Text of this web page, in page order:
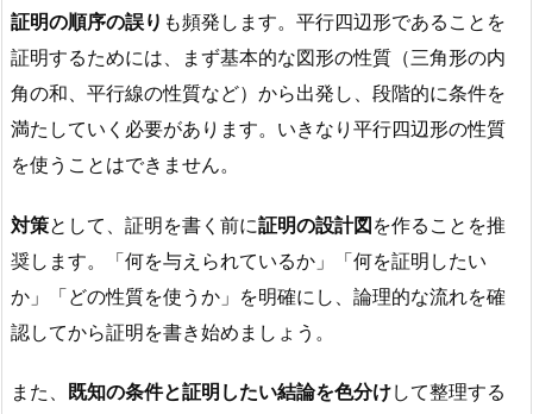
証明の順序の誤り も頻発します。平行四辺形であることを
証明するためには、まず基本的な図形の性質（三角形の内
角の和、平行線の性質など）から出発し、段階的に条件を
満たしていく必要があります。いきなり平行四辺形の性質
を使うことはできません。
対策として、証明を書く前に証明の設計図を作ることを推
奨します。「何を与えられているか」「何を証明したい
か」「どの性質を使うか」を明確にし、論理的な流れを確
認してから証明を書き始めましょう。
また、 既知の条件と証明したい結論を色分けして整理する